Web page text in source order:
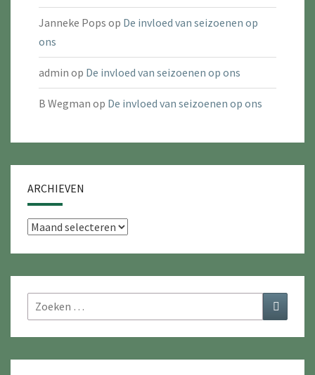
Janneke Pops op De invloed van seizoenen op
ons
admin op De invloed van seizoenen op ons
B Wegman op De invloed van seizoenen op ons
ARCHIEVEN
Archieven
Zoeken
naar:
Zoeken